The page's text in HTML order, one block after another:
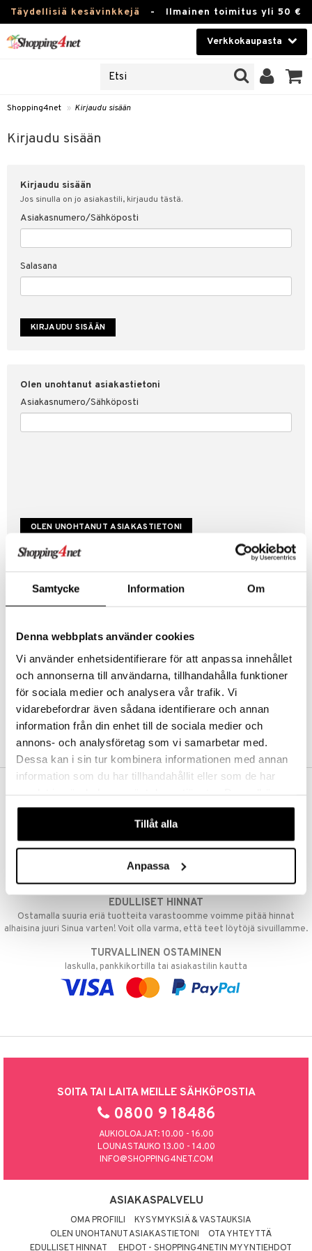
Samtycke Information Om
Denna webbplats använder cookies
Vi använder enhetsidentifierare för att anpassa innehållet
och annonserna till användarna, tillhandahålla funktioner
för sociala medier och analysera vår trafik. Vi
vidarebefordrar även sådana identifierare och annan
information från din enhet till de sociala medier och
annons- och analysföretag som vi samarbetar med.
Dessa kan i sin tur kombinera informationen med annan
information som du har tillhandahållit eller som de har
våra cookies vid fortsatt användande av vår webbplats.
Tillåt alla
Anpassa
Täydellisiä kesävinkkejä - Ilmainen toimitus yli 50 €
Verkkokaupasta
Piilolinssit
Luontaistuotteet
Fitness
Koti & Sisustus
Lelut, Lapsi & Vauva
Tuotemerkkejä
Shopping4net » Kirjaudu sisään
Kirjaudu sisään
Kirjaudu sisään
Jos sinulla on jo asiakastili, kirjaudu tästä.
Asiakasnumero/Sähköposti
Salasana
Olen unohtanut asiakastietoni
Asiakasnumero/Sähköposti
Luo uusi asiakas
Hyviä tarjouksia
Kestotilaus
Arvostele tuotteita
Toivelistat
LUO ASIAKAS
sisään
& vastauksia
myyntiehdot
suojaus
Aina maksuton vaihtoehto, huolimatta siitä ostatko yksittäisen
tuotteen tai koko tilauksellesi joka ylittää 50 €.
NOPEAT TOIMITUKSET
Ennen kello 13.00 tehdyt tilaukset lähetetään normaalisti samana
EDULLISET HINNAT
Ostamalla suuria eriä tuotteita varastoomme voimme pitää hinnat
alhaisina juuri Sinua varten! Voit olla varma, että teet löytöjä sivuillamme.
TURVALLINEN OSTAMINEN
laskulla, pankkikortilla tai asiakastilin kautta
SOITA TAI LAITA MEILLE SÄHKÖPOSTIA
0800 9 18486
AUKIOLOAJAT: 10.00 - 16.00
LOUNASTAUKO 13.00 - 14.00
INFO@SHOPPING4NET.COM
ASIAKASPALVELU
OMA PROFIILI
KYSYMYKSIÄ & VASTAUKSIA
OLEN UNOHTANUT ASIAKASTIETONI
OTA YHTEYTTÄ
EDULLISET HINNAT
EHDOT - SHOPPING4NETIN MYYNTIEHDOT